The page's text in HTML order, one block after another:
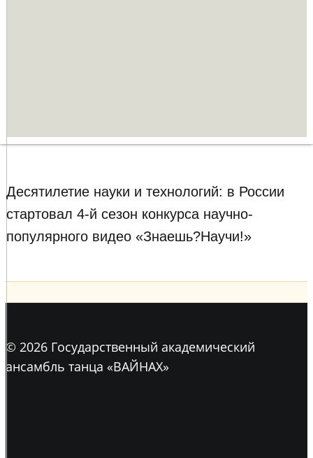
Десятилетие науки и технологий: в России
стартовал 4-й сезон конкурса научно-
популярного видео «Знаешь?Научи!»
© 2026 Государственный академический
ансамбль танца «ВАЙНАХ»